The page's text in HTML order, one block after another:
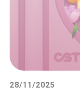
28/11/2025